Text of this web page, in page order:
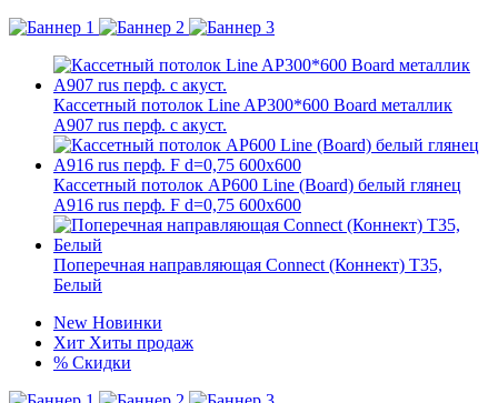
Кассетный потолок Line AP300*600 Board металлик
А907 rus перф. с акуст.
Кассетный потолок AP600 Line (Board) белый глянец
А916 rus перф. F d=0,75 600x600
Поперечная направляющая Connect (Коннект) T35,
Белый
New Новинки
Хит Хиты продаж
% Скидки